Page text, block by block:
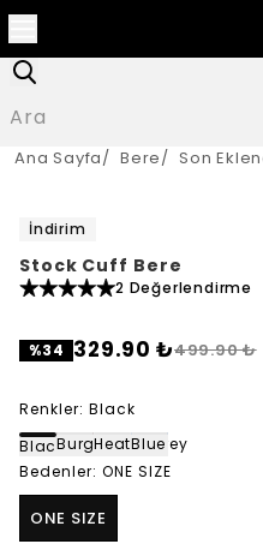
Ana Sayfa/ Bere/ Son
İndirim
Stock Cuff Bere
2 Değerlendirme
%34 329.90 ₺499.90 ₺
Renkler: Black
BlackBurgundy
Heater Grey
Blue
Bedenler: ONE SIZE
ONE SIZE